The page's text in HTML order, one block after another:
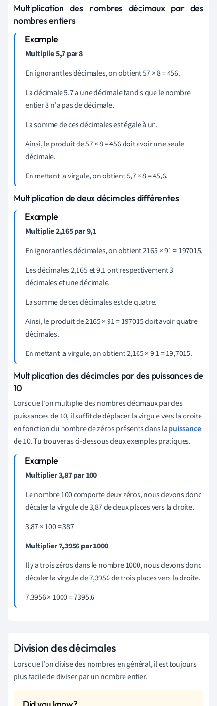
Multiplication des nombres décimaux par des
nombres entiers
Multiplie 5,7 par 8
En ignorant les décimales, on obtient 57×8 = 456.
La décimale 5,7 a une décimale tandis que le nombre
entier 8 n'a pas de décimale.
La somme de ces décimales est égale à un.
Ainsi, le produit de 57×8 = 456 doit avoir une seule
décimale.
En mettant la virgule, on obtient 5,7×8 = 45,6.
Multiplication de deux décimales différentes
Multiplie 2,165 par 9,1
En ignorant les décimales, on obtient 2165×91 = 197015.
Les décimales 2,165 et 9,1 ont respectivement 3
décimales et une décimale.
La somme de ces décimales est de quatre.
Ainsi, le produit de 2165×91 = 197015 doit avoir quatre
décimales.
En mettant la virgule, on obtient 2,165×9,1 = 19,7015.
Multiplication des décimales par des puissances de
10
Lorsque l'on multiplie des nombres décimaux par des
puissances de 10, il suffit de déplacer la virgule vers la droite
en fonction du nombre de zéros présents dans lapuissance
de10. Tu trouveras ci-dessous deux exemples pratiques.
Multiplier 3,87 par 100
Le nombre 100 comporte deux zéros, nous devons donc
décaler la virgule de 3,87 de deux places vers la droite.
3.87×100 = 387
Multiplier 7,3956 par 1000
Il y a trois zéros dans le nombre 1000, nous devons donc
décaler la virgule de 7,3956 de trois places vers la droite.
7.3956× 1000 = 7395.6
Division des décimales
Lorsque l'on divise des nombres en général, il est toujours
plus facile de diviser par un nombre entier.